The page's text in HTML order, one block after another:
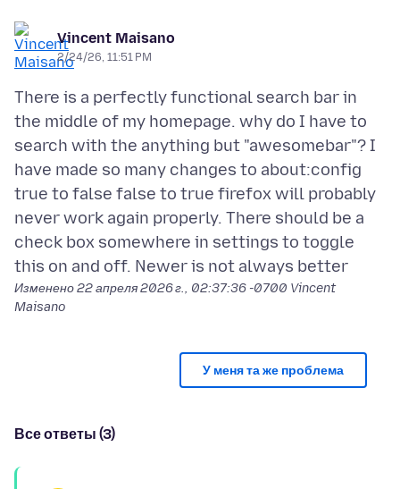
Vincent Maisano
2/24/26, 11:51 PM
There is a perfectly functional search bar in
the middle of my homepage. why do I have to
search with the anything but "awesomebar"? I
have made so many changes to about:config
true to false false to true firefox will probably
never work again properly. There should be a
check box somewhere in settings to toggle
Изменено22 апреля 2026 г., 02:37:36 -0700 Vincent
Maisano
У меня та же проблема
Все ответы (3)